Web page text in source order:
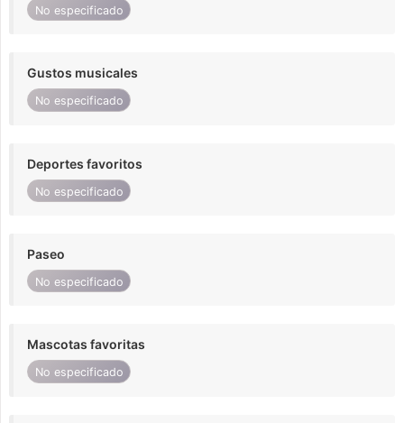
No especificado
Gustos musicales
No especificado
Deportes favoritos
No especificado
Paseo
No especificado
Mascotas favoritas
No especificado